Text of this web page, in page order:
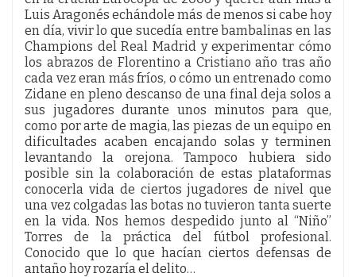
Luis Aragonés echándole más de menos si cabe hoy
en día, vivir lo que sucedía entre bambalinas en las
Champions del Real Madrid y experimentar cómo
los abrazos de Florentino a Cristiano año tras año
cada vez eran más fríos, o cómo un entrenado como
Zidane en pleno descanso de una final deja solos a
sus jugadores durante unos minutos para que,
como por arte de magia, las piezas de un equipo en
dificultades acaben encajando solas y terminen
levantando la orejona. Tampoco hubiera sido
posible sin la colaboración de estas plataformas
conocerla vida de ciertos jugadores de nivel que
una vez colgadas las botas no tuvieron tanta suerte
en la vida. Nos hemos despedido junto al “Niño”
Torres de la práctica del fútbol profesional.
Conocido que lo que hacían ciertos defensas de
antaño hoy rozaría el delito…